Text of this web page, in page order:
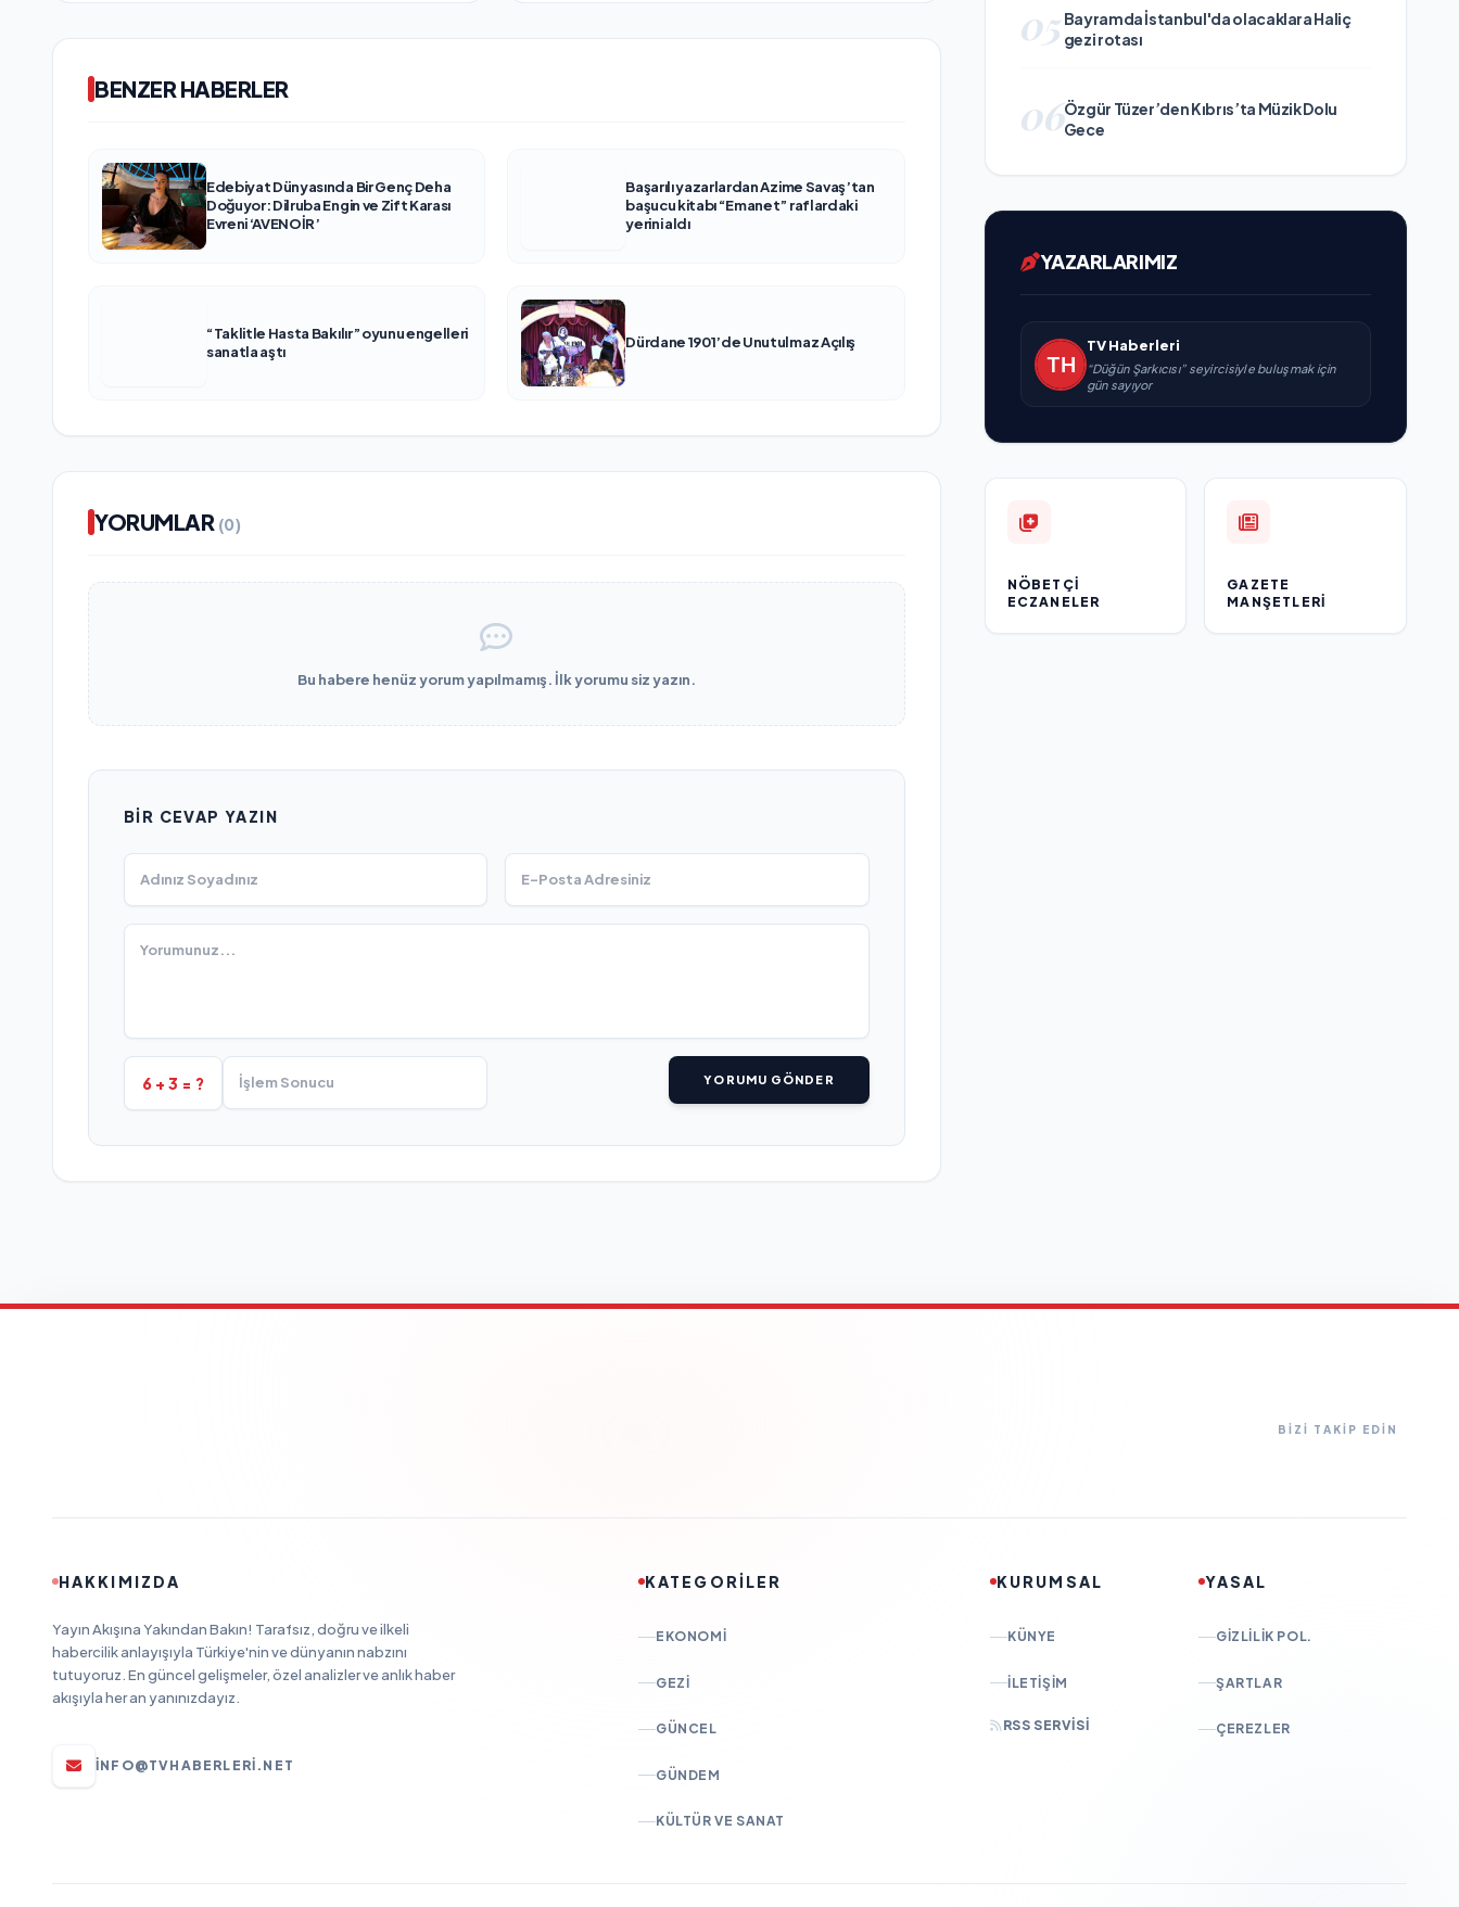
BENZER HABERLER
Edebiyat Dünyasında Bir Genç Deha
Doğuyor: Dilruba Engin ve Zift Karası
Evreni ‘AVENOİR’
Başarılı yazarlardan Azime Savaş’tan
başucu kitabı “Emanet” raflardaki
yerini aldı
“Taklitle Hasta Bakılır” oyunu engelleri
sanatla aştı
Dürdane 1901’de Unutulmaz Açılış
YORUMLAR (0)
Bu habere henüz yorum yapılmamış. İlk yorumu siz yazın.
BIR CEVAP YAZIN
6 + 3 = ? YORUMU GÖNDER
05 Bayramda İstanbul'da olacaklara Haliç
gezi rotası
06Özgür Tüzer’den Kıbrıs’ta Müzik Dolu
Gece
YAZARLARIMIZ
TV Haberleri
“Düğün Şarkıcısı” seyircisiyle buluşmak için
gün sayıyor
NÖBETÇI
ECZANELER
GAZETE
MANŞETLERI
BİZİ TAKİP EDİN
HAKKIMIZDA
Yayın Akışına Yakından Bakın! Tarafsız, doğru ve ilkeli
habercilik anlayışıyla Türkiye'nin ve dünyanın nabzını
tutuyoruz. En güncel gelişmeler, özel analizler ve anlık haber
akışıyla her an yanınızdayız.
INFO@TVHABERLERI.NET
KATEGORİLER
EKONOMI
GEZI
GÜNCEL
GÜNDEM
KÜLTÜR VE SANAT
KURUMSAL
KÜNYE
İLETIŞIM
RSS SERVISI
YASAL
GIZLILIK POL.
ŞARTLAR
ÇEREZLER